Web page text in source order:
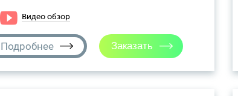
Видео обзор
Подробнее